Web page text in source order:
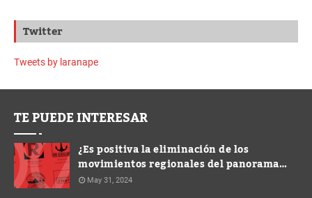
Twitter
Tweets by laranape
TE PUEDE INTERESAR
¿Es positiva la eliminación de los
movimientos regionales del panorama
electoral?
May 31, 2024